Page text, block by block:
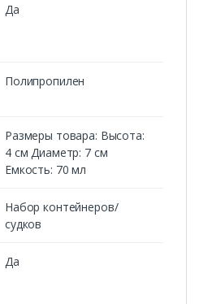
Да
Полипропилен
Размеры товара: Высота:
4 см Диаметр: 7 см
Емкость: 70 мл
Набор контейнеров/
судков
Да